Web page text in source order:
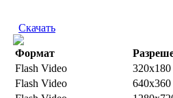
Скачать
Формат
Flash Video
320x180
Flash Video
640x360